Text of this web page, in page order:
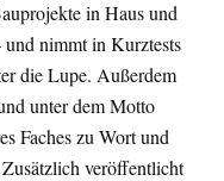
in Haus und
und nimmt in Kurztests
die Lupe. Außerdem
unter dem Motto
Faches zu Wort und
veröffentlicht